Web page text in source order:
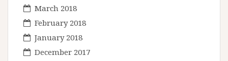
March 2018
February 2018
January 2018
December 2017